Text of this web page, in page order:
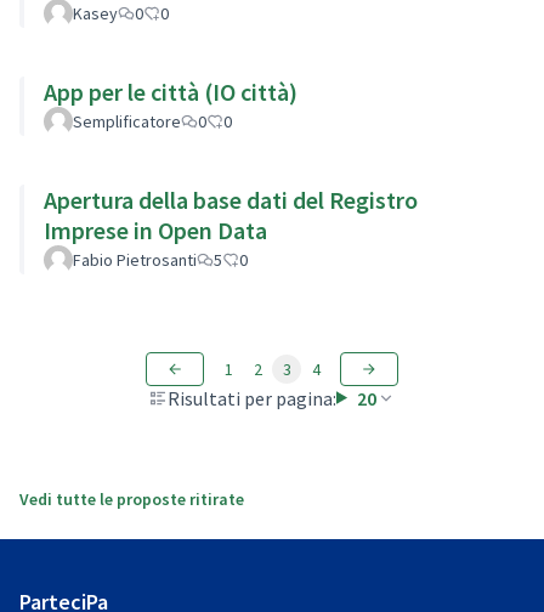
Kasey 0 0
App per le città (IO città)
Semplificatore 0 0
Apertura della base dati del Registro
Imprese in Open Data
Fabio Pietrosanti 5 0
Risultati per pagina: 20
1 2 3 4
Vedi tutte le proposte ritirate
ParteciPa